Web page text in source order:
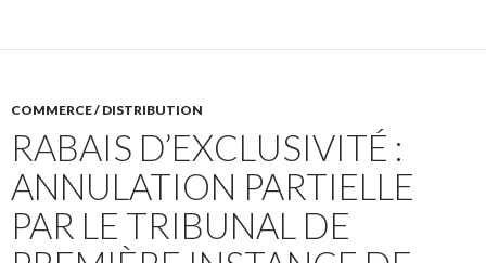
COMMERCE / DISTRIBUTION
RABAIS D’EXCLUSIVITÉ :
ANNULATION PARTIELLE
PAR LE TRIBUNAL DE